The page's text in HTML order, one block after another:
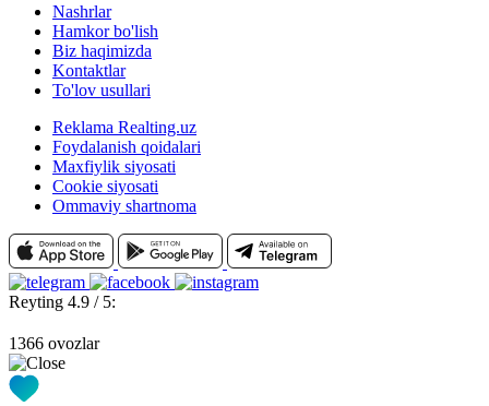
Nashrlar
Hamkor bo'lish
Biz haqimizda
Kontaktlar
To'lov usullari
Reklama Realting.uz
Foydalanish qoidalari
Maxfiylik siyosati
Cookie siyosati
Ommaviy shartnoma
Reyting 4.9 / 5:
1366 ovozlar